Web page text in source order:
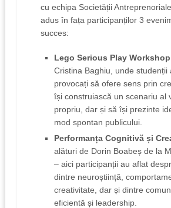
cu echipa Societății
adus în fața participanților 3
succes:
Lego Serious Play Workshop
Cristina Baghiu, unde studenții
provocați să ofere sens prin
își construiască un scenariu al
propriu, dar și să își prezinte
mod spontan publicului.
Performanța Cognitivă și
alături de Dorin Boabeș de la
– aici participanții au aflat
dintre neuroștiință,
creativitate, dar și dintre
eficientă și leadership.